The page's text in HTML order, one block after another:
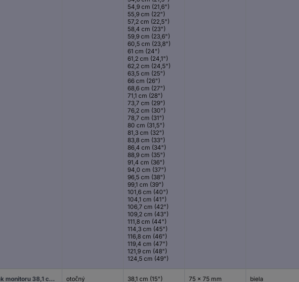
54,9 cm (21,6")
55,9 cm (22")
57,2 cm (22,5")
58,4 cm (23")
59,9 cm (23,6")
60,5 cm (23,8")
61 cm (24")
61,2 cm (24,1")
62,2 cm (24,5")
63,5 cm (25")
66 cm (26")
68,6 cm (27")
71,1 cm (28")
73,7 cm (29")
76,2 cm (30")
78,7 cm (31")
80 cm (31,5")
81,3 cm (32")
83,8 cm (33")
86,4 cm (34")
88,9 cm (35")
91,4 cm (36")
94,0 cm (37")
96,5 cm (38")
99,1 cm (39")
101,6 cm (40")
104,1 cm (41")
106,7 cm (42")
109,2 cm (43")
111,8 cm (44")
114,3 cm (45")
116,8 cm (46")
119,4 cm (47")
121,9 cm (48")
124,5 cm (49")
Ergotron HX Arm Desk Mount stolový držiak monitoru 38,1 cm (15") - 124,5 cm (49") otočný, výškovo nastaviteľný, sklápajúci, nakláňací otočný 38,1 cm (15") 75 x 75 mm biela